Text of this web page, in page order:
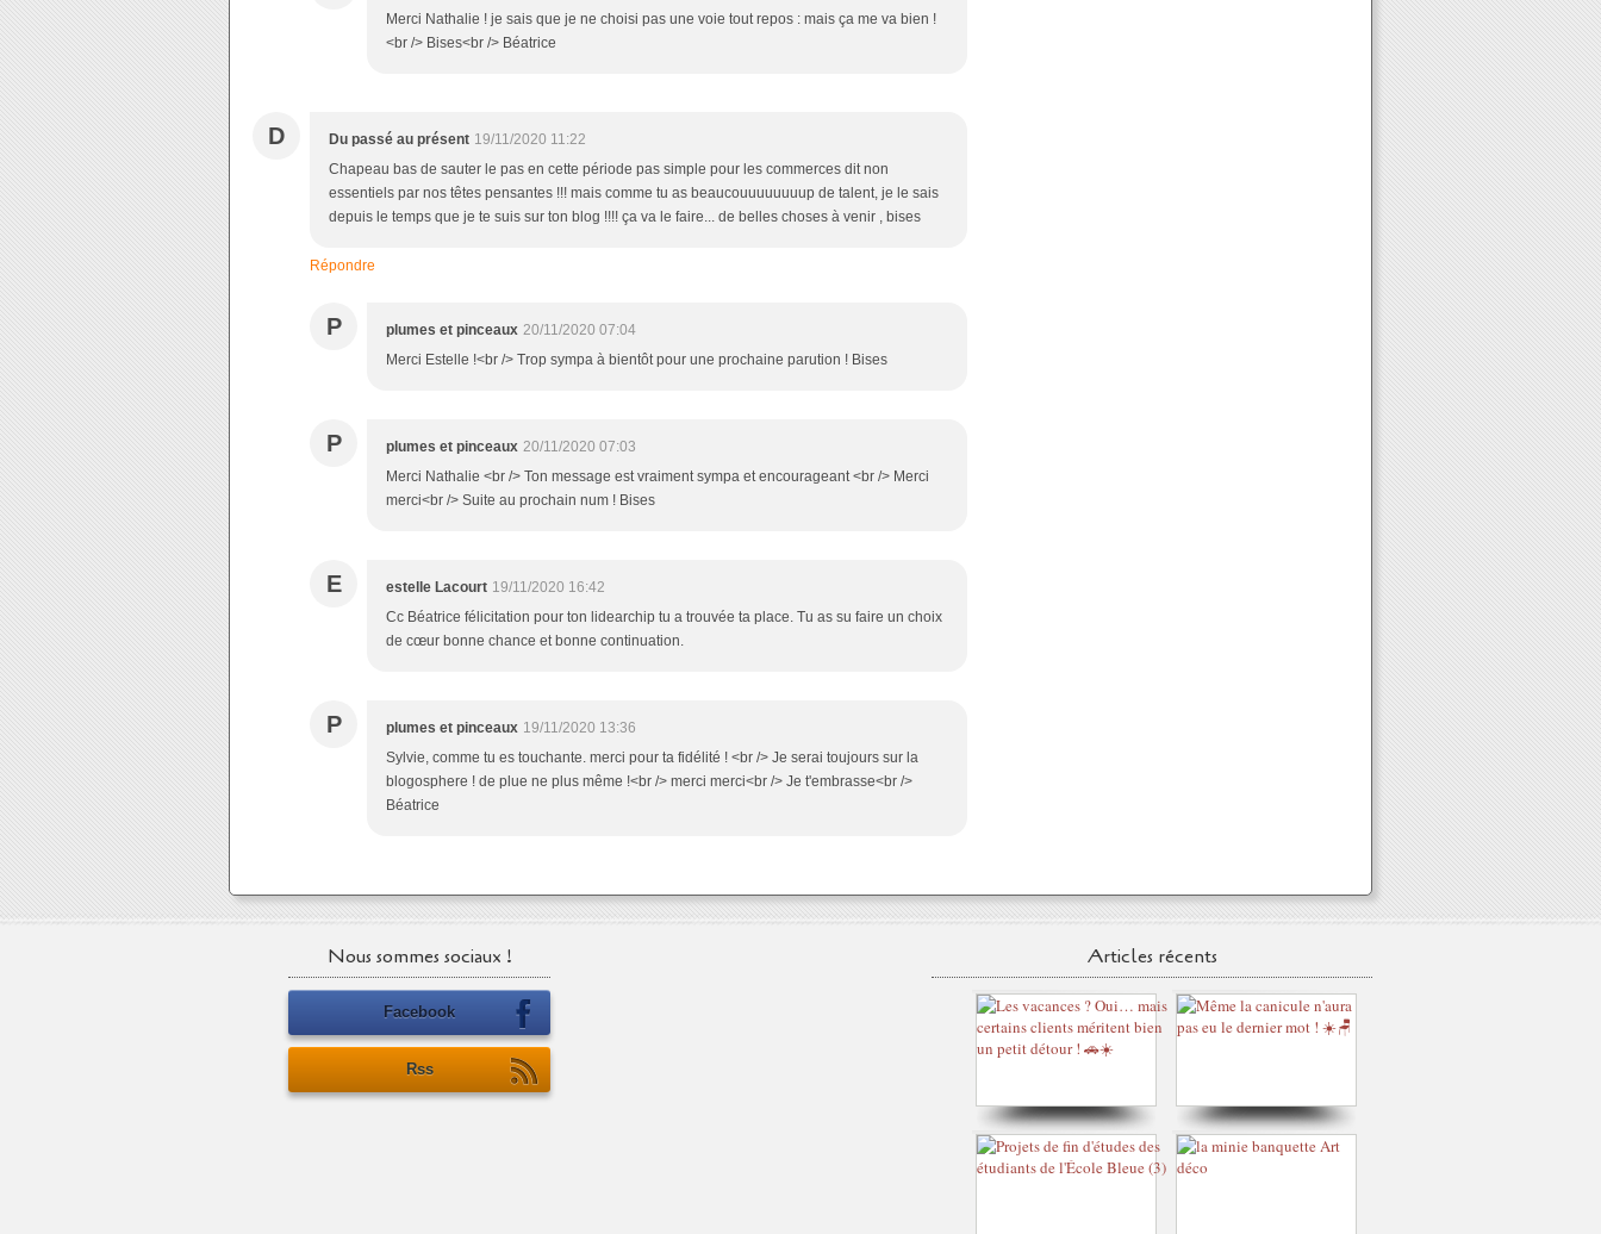
Merci Nathalie ! je sais que je ne choisi pas une voie tout repos : mais ça me va bien !
<br /> Bises<br /> Béatrice
D Du passé au présent 19/11/2020 11:22
Chapeau bas de sauter le pas en cette période pas simple pour les commerces dit non
essentiels par nos têtes pensantes !!! mais comme tu as beaucouuuuuuuup de talent, je le sais
depuis le temps que je te suis sur ton blog !!!! ça va le faire... de belles choses à venir , bises
Répondre
P plumes et pinceaux 20/11/2020 07:04
Merci Estelle !<br /> Trop sympa à bientôt pour une prochaine parution ! Bises
P plumes et pinceaux 20/11/2020 07:03
Merci Nathalie <br /> Ton message est vraiment sympa et encourageant <br /> Merci
merci<br /> Suite au prochain num ! Bises
E estelle Lacourt 19/11/2020 16:42
Cc Béatrice félicitation pour ton lidearchip tu a trouvée ta place. Tu as su faire un choix
de cœur bonne chance et bonne continuation.
P plumes et pinceaux 19/11/2020 13:36
Sylvie, comme tu es touchante. merci pour ta fidélité ! <br /> Je serai toujours sur la
blogosphere ! de plue ne plus même !<br /> merci merci<br /> Je t'embrasse<br />
Béatrice
Nous sommes sociaux !
Facebook
Rss
Articles récents